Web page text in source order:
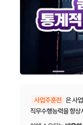
은 사
직무수행능력을 향상